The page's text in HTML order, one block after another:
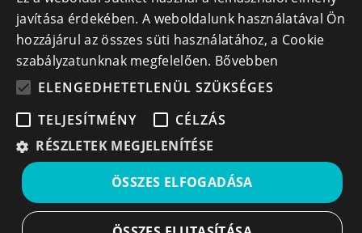
+40 740 856 970
Iratkozz fel hírlevelünkre!
Ne hagyd ki a lehetőséget, hogy naprakész maradj a
legfontosabb üzleti információkkal! A feliratkozás
egyszerű és gyors illetve bármikor leiratkozhatsz, ha úgy
javítása érdekében. A weboldalunk használatával Ön
hozzájárul az összes süti használatához, a Cookie
szabályzatunknak megfelelően. Bővebben
ELENGEDHETETLENÜL SZÜKSÉGES
TELJESÍTMÉNY
CÉLZÁS
RÉSZLETEK MEGJELENÍTÉSE
ÖSSZES ELFOGADÁSA